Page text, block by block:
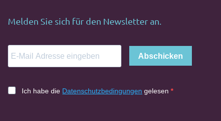
Melden Sie sich für den Newsletter an.
Abschicken
Ich habe die Datenschutzbedingungen gelesen